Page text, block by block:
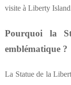
visite à Liberty
Pourquoi la
emblématique ?
La Statue de la